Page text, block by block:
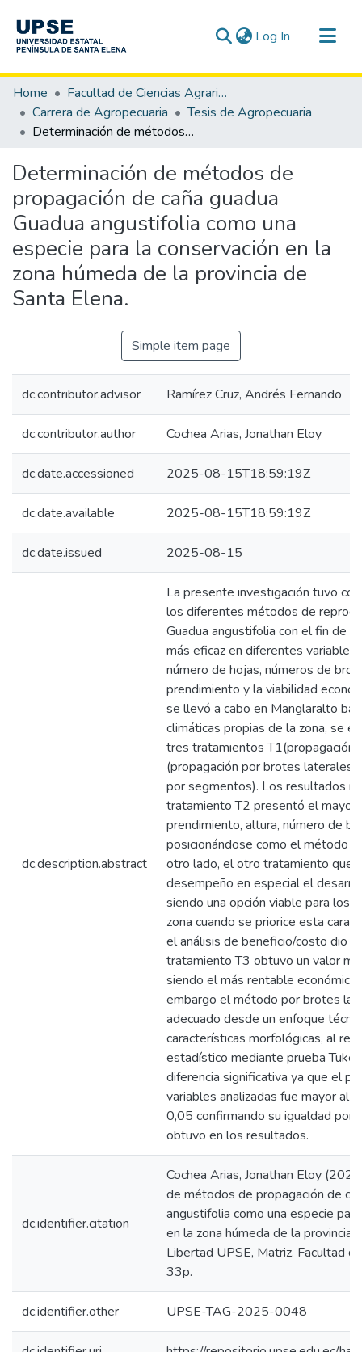
Log In (current)
Communities & Collections
All of DSpace
Statistics
Home
Facultad de Ciencias Agrarias
Carrera de Agropecuaria
Tesis de Agropecuaria
Determinación de métodos de propagación de caña guadua Guadua angustifolia como una especie para la conservación en la zona húmeda de la provincia de Santa Elena.
Determinación de métodos de
propagación de caña guadua
Guadua angustifolia como una
especie para la conservación en la
zona húmeda de la provincia de
Santa Elena.
Simple item page
dc.contributor.advisor Ramírez Cruz, Andrés Fernando
dc.contributor.author Cochea Arias, Jonathan Eloy
dc.date.accessioned 2025-08-15T18:59:19Z
dc.date.available 2025-08-15T18:59:19Z
dc.date.issued 2025-08-15
dc.description.abstract
La presente investigación tuvo
los diferentes métodos de
Guadua angustifolia con el fin de
más eficaz en diferentes variables
número de hojas, números de
prendimiento y la viabilidad
se llevó a cabo en Manglaralto
climáticas propias de la zona, se
tres tratamientos T1(propagación
(propagación por brotes laterales)
por segmentos). Los resultados
tratamiento T2 presentó el mayor
prendimiento, altura, número de
posicionándose como el método
otro lado, el otro tratamiento que
desempeño en especial el
siendo una opción viable para los
zona cuando se priorice esta
el análisis de beneficio/costo dio a
tratamiento T3 obtuvo un valor
siendo el más rentable
embargo el método por brotes
adecuado desde un enfoque
características morfológicas, al
estadístico mediante prueba
diferencia significativa ya que el
variables analizadas fue mayor al
0,05 confirmando su igualdad por
obtuvo en los resultados.
dc.identifier.citation
Cochea Arias, Jonathan Eloy
de métodos de propagación de
angustifolia como una especie
en la zona húmeda de la provincia
Libertad UPSE, Matriz. Facultad
33p.
dc.identifier.other UPSE-TAG-2025-0048